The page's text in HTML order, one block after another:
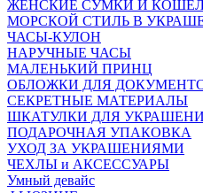
ЖЕНСКИЕ СУМКИ И
МОРСКОЙ СТИЛЬ В
ЧАСЫ-КУЛОН
НАРУЧНЫЕ ЧАСЫ
МАЛЕНЬКИЙ ПРИНЦ
ОБЛОЖКИ ДЛЯ
СЕКРЕТНЫЕ МАТЕРИАЛЫ
ШКАТУЛКИ ДЛЯ
ПОДАРОЧНАЯ УПАКОВКА
УХОД ЗА УКРАШЕНИЯМИ
ЧEХЛЫ и АКСЕССУАРЫ
Умный девайс